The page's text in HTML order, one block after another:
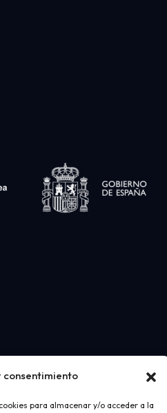
consentimiento
para almacenar y/o acceder a la